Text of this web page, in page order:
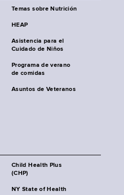
Temas sobre Nutrición
HEAP
Asistencia para el
Cuidado de Niños
Programa de verano
de comidas
Asuntos de Veteranos
Child Health Plus
(CHP)
NY State of Health